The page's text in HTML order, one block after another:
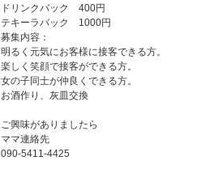
ドリンクバック 400円
テキーラバック 1000円
募集内容：
明るく元気にお客様に接客できる方。
楽しく笑顔で接客ができる方。
女の子同士が仲良くできる方。
お酒作り、灰皿交換
ご興味がありましたら
ママ連絡先
090-5411-4425